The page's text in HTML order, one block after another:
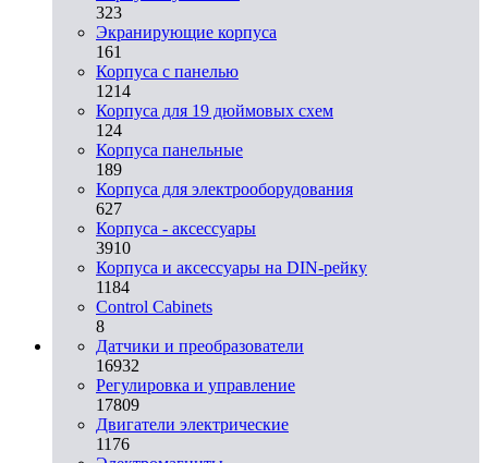
323
Экранирующие корпуса
161
Корпуса с панелью
1214
Корпуса для 19 дюймовых схем
124
Корпуса панельные
189
Корпуса для электрооборудования
627
Корпуса - аксессуары
3910
Корпуса и аксессуары на DIN-рейку
1184
Control Cabinets
8
Датчики и преобразователи
16932
Регулировка и управление
17809
Двигатели электрические
1176